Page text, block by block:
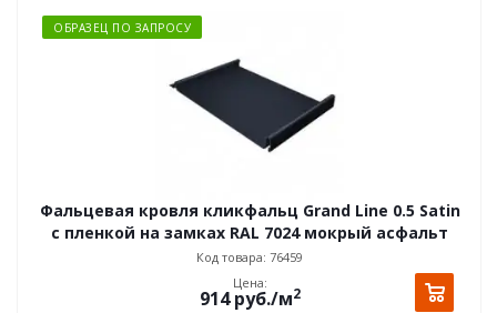
ОБРАЗЕЦ ПО ЗАПРОСУ
Фальцевая кровля кликфальц Grand Line 0.5 Satin
с пленкой на замках RAL 7024 мокрый асфальт
Код товара: 76459
Цена:
914руб./м2